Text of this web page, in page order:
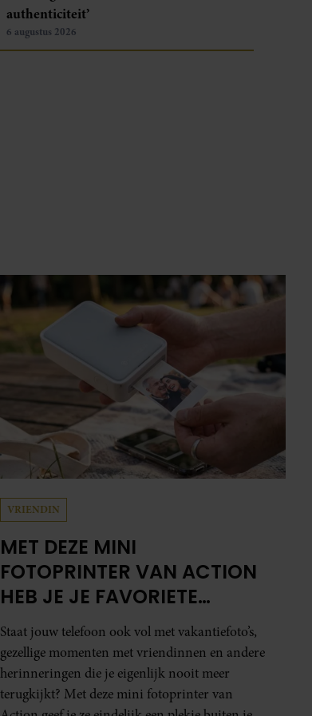
authenticiteit’
6 augustus 2026
VRIENDIN
MET DEZE MINI
FOTOPRINTER VAN ACTION
HEB JE JE FAVORIETE
FOTO’S BINNEN ÉÉN MINUUT
IN HANDEN
Staat jouw telefoon ook vol met vakantiefoto’s,
gezellige momenten met vriendinnen en andere
herinneringen die je eigenlijk nooit meer
terugkijkt? Met deze mini fotoprinter van